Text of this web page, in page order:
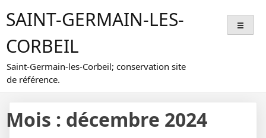
toSAINT-GERMAIN-LES-
CORBEIL
Saint-Germain-les-Corbeil; conservation site
de référence.
Mois : décembre 2024